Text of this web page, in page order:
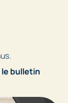
bulletin